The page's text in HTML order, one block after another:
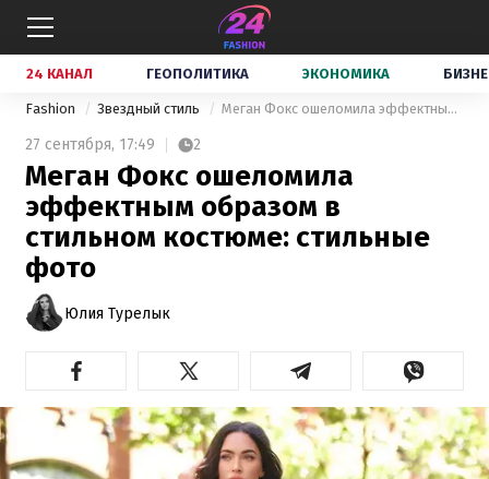
24 КАНАЛ ГЕОПОЛИТИКА ЭКОНОМИКА
Fashion Звездный стиль Меган Фокс ошеломила эффектным образом в стильном костюме: стильные фото
27 сентября, 17:49 2
Меган Фокс ошеломила
эффектным образом в
стильном костюме: стильные
фото
Юлия Турелык